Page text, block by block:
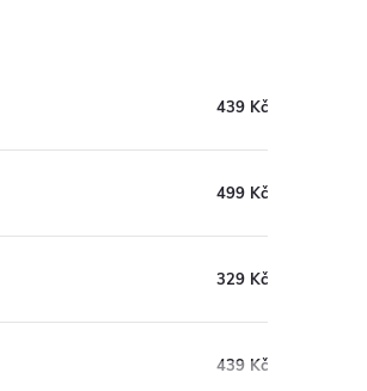
439 Kč
499 Kč
329 Kč
439 Kč